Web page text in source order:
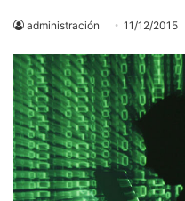
administración 11/12/2015